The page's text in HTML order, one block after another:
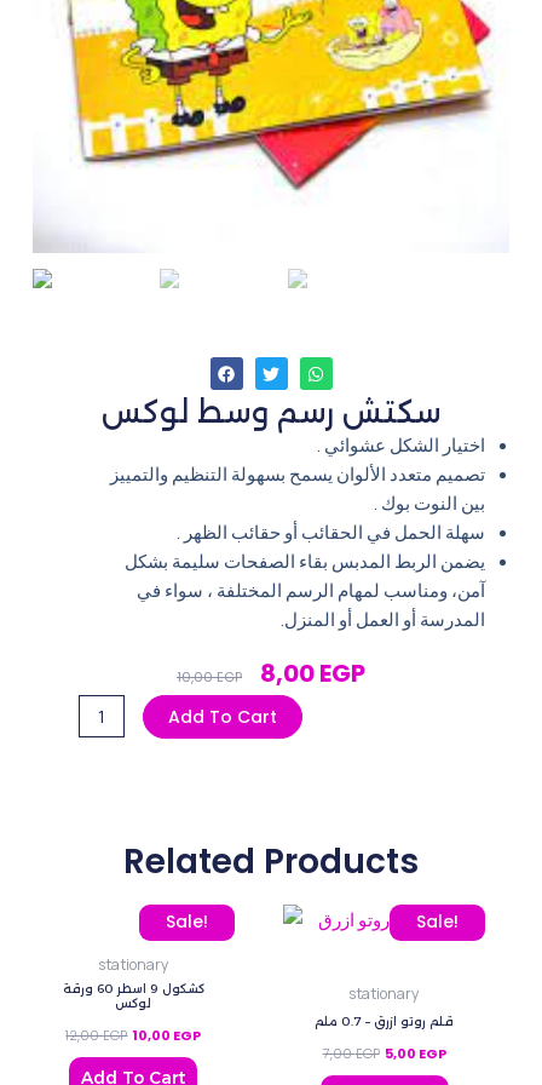
سكتش رسم وسط لوكس
اختيار الشكل عشوائي .
تصميم متعدد الألوان يسمح بسهولة التنظيم والتمييز
بين النوت بوك .
سهلة الحمل في الحقائب أو حقائب الظهر .
يضمن الربط المدبس بقاء الصفحات سليمة بشكل
آمن، ومناسب لمهام الرسم المختلفة ، سواء في
المدرسة أو العمل أو المنزل.
10,00EGP Original
Price
Was:
8,00EGPCurrent
Add To Cart
Related Products
Sale!
stationary
كشكول 9 اسطر 60 ورقة
لوكس
12,00EGP
Original price was: 12,00 EGP.
10,00 EGP
Current price is: 10,00 EGP.
Add To Cart
Sale!
stationary
قلم روتو ازرق – 0.7 ملم
7,00EGP
Original price was: 7,00
5,00 EGP
Current price